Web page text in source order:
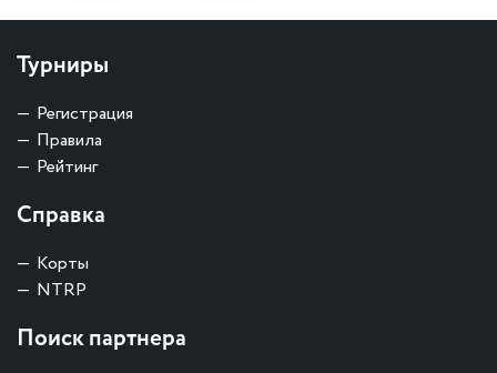
Турниры
Регистрация
Правила
Рейтинг
Справка
Корты
NTRP
Поиск партнера